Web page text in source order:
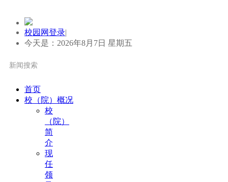
校园网登录|
今天是：2026年8月7日 星期五
首页
校（院）概况
校
（院）
简
介
现
任
领